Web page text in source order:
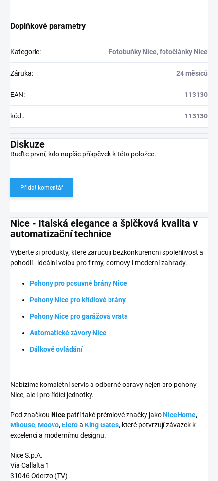
Doplňkové parametry
Kategorie: Fotobuňky Nice, fotočlánky Nice
Záruka: 24 měsíců
EAN: 113130
kód:: 113130
Diskuze
Buďte první, kdo napíše příspěvek k této položce.
Přidat komentář
Nice - Italská elegance a špičková kvalita v
automatizační technice
Vyberte si produkty, které zaručují bezkonkurenční spolehlivost a
pohodlí - ideální volbu pro firmy, domovy i moderní zahrady.
Pohony pro posuvné brány Nice
Pohony Nice pro křídlové brány
Pohony Nice pro garážová vrata
Automatické závory Nice
Dálkové ovládání
Nabízíme kompletní servis a odborné opravy nejen pro pohony
Nice, ale i pro řídící jednotky.
Pod značkou Nice patří také prémiové značky jakoNiceHome,
Mhouse,Moovo,Eleroa King Gates, které potvrzují závazek k
excelenci a modernímu designu.
Nice S.p.A.
Via Callalta 1
31046 Oderzo (TV)